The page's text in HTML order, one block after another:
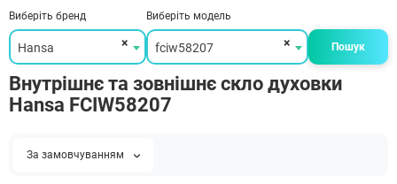
Виберіть бренд
×
Hansa
Виберіть модель
×
fciw58207 Пошук
Внутрішнє та зовнішнє скло духовки
Hansa FCIW58207
За замовчуванням